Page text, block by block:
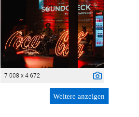
7 008 x 4 672
Weitere anzeigen